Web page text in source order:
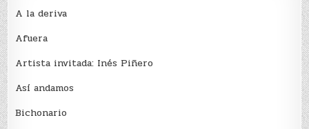
A la deriva
Afuera
Artista invitada: Inés Piñero
Así andamos
Bichonario